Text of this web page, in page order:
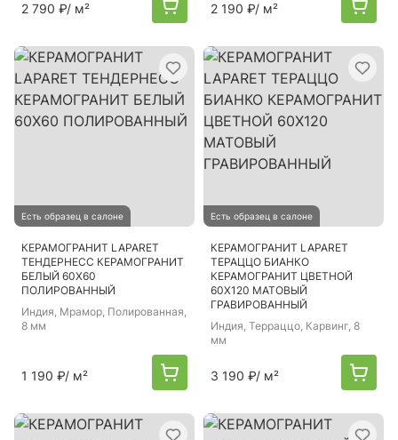
2 790 ₽/ м² 2 190 ₽/ м²
Есть образец в салоне
КЕРАМОГРАНИТ LAPARET
ТЕНДЕРНЕСС КЕРАМОГРАНИТ
БЕЛЫЙ 60Х60
ПОЛИРОВАННЫЙ
Индия, Мрамор, Полированная,
8 мм
1 190 ₽/ м²
Есть образец в салоне
КЕРАМОГРАНИТ LAPARET
ТЕРАЦЦО БИАНКО
КЕРАМОГРАНИТ ЦВЕТНОЙ
60Х120 МАТОВЫЙ
ГРАВИРОВАННЫЙ
Индия, Терраццо, Карвинг, 8
мм
3 190 ₽/ м²